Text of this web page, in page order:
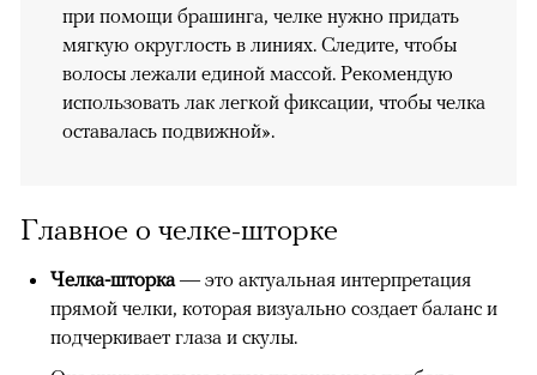
при помощи брашинга, челке нужно придать
мягкую округлость в линиях. Следите, чтобы
волосы лежали единой массой. Рекомендую
использовать лак легкой фиксации, чтобы челка
оставалась подвижной».
Главное о челке-шторке
Челка-шторка — это актуальная интерпретация
прямой челки, которая визуально создает баланс и
подчеркивает глаза и скулы.